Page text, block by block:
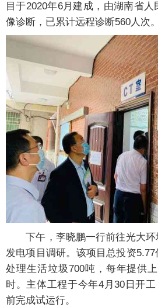
目于2020年6月建成，由湖南省
像诊断，已累计远程诊断560人次。
下午，李晓鹏一行前往光大环
发电项目调研。该项目总投资
处理生活垃圾700吨，每年提供
时。主体工程于今年4月30日开工
前完成试运行。